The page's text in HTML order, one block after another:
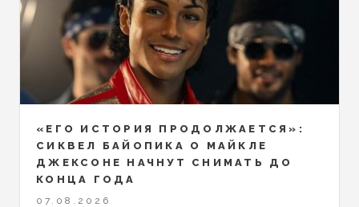
«ЕГО ИСТОРИЯ ПРОДОЛЖАЕТСЯ»:
СИКВЕЛ БАЙОПИКА О МАЙКЛЕ
ДЖЕКСОНЕ НАЧНУТ СНИМАТЬ ДО
КОНЦА ГОДА
07.08.2026